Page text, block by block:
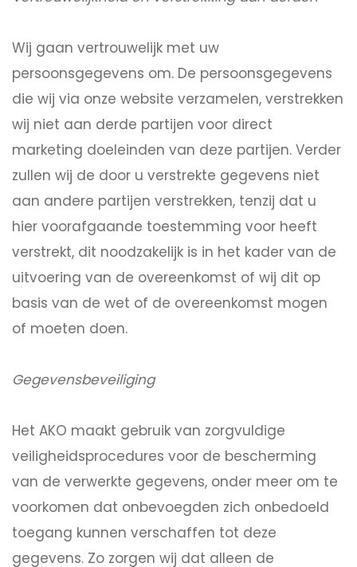
Wij gaan vertrouwelijk met uw
persoonsgegevens om. De persoonsgegevens
die wij via onze website verzamelen, verstrekken
wij niet aan derde partijen voor direct
marketing doeleinden van deze partijen. Verder
zullen wij de door u verstrekte gegevens niet
aan andere partijen verstrekken, tenzij dat u
hier voorafgaande toestemming voor heeft
verstrekt, dit noodzakelijk is in het kader van de
uitvoering van de overeenkomst of wij dit op
basis van de wet of de overeenkomst mogen
of moeten doen.
Gegevensbeveiliging
Het AKO maakt gebruik van zorgvuldige
veiligheidsprocedures voor de bescherming
van de verwerkte gegevens, onder meer om te
voorkomen dat onbevoegden zich onbedoeld
toegang kunnen verschaffen tot deze
gegevens. Zo zorgen wij dat alleen de